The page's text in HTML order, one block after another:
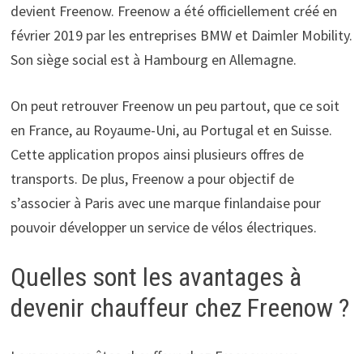
devient Freenow. Freenow a été officiellement créé en
février 2019 par les entreprises BMW et Daimler Mobility.
Son siège social est à Hambourg en Allemagne.
On peut retrouver Freenow un peu partout, que ce soit
en France, au Royaume-Uni, au Portugal et en Suisse.
Cette application propos ainsi plusieurs offres de
transports. De plus, Freenow a pour objectif de
s’associer à Paris avec une marque finlandaise pour
pouvoir développer un service de vélos électriques.
Quelles sont les avantages à
devenir chauffeur chez Freenow ?